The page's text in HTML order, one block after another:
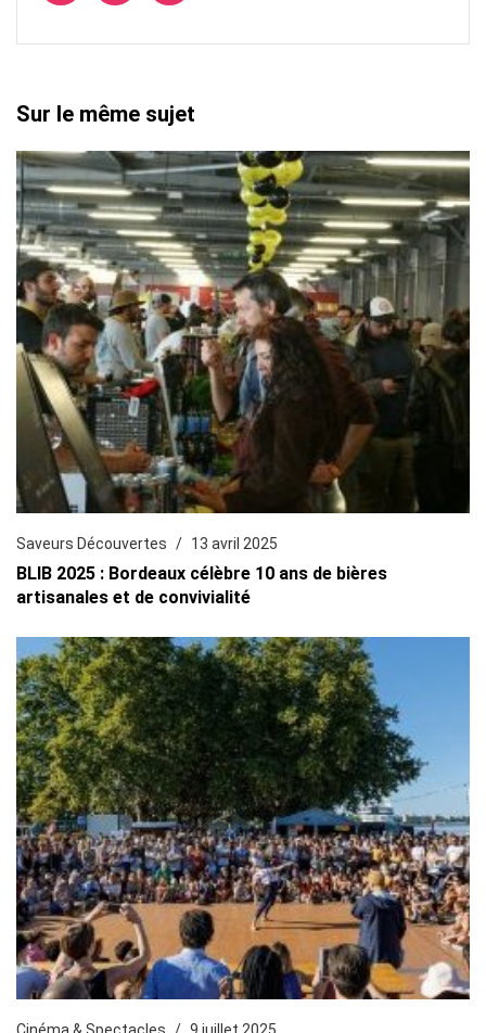
Sur le même sujet
Saveurs Découvertes 13 avril 2025
BLIB 2025 : Bordeaux célèbre 10 ans de bières
artisanales et de convivialité